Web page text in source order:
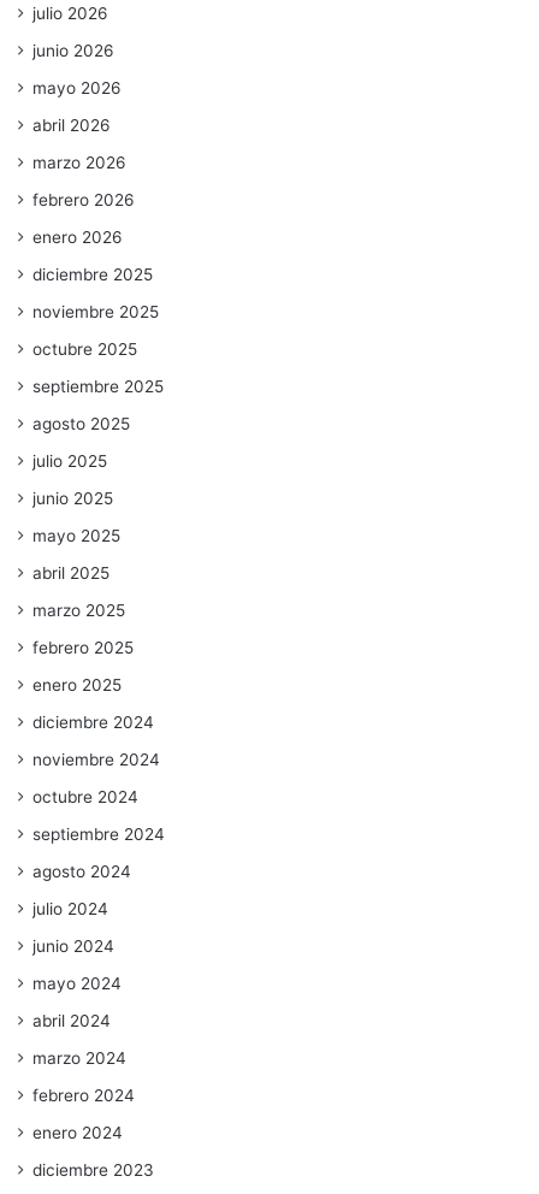
julio 2026
junio 2026
mayo 2026
abril 2026
marzo 2026
febrero 2026
enero 2026
diciembre 2025
noviembre 2025
octubre 2025
septiembre 2025
agosto 2025
julio 2025
junio 2025
mayo 2025
abril 2025
marzo 2025
febrero 2025
enero 2025
diciembre 2024
noviembre 2024
octubre 2024
septiembre 2024
agosto 2024
julio 2024
junio 2024
mayo 2024
abril 2024
marzo 2024
febrero 2024
enero 2024
diciembre 2023